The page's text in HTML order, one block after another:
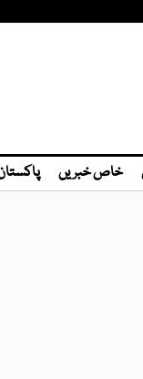
خاص خبریں